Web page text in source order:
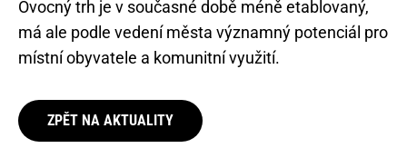
Ovocný trh je v současné době méně etablovaný,
má ale podle vedení města významný potenciál pro
místní obyvatele a komunitní využití.
ZPĚT NA AKTUALITY